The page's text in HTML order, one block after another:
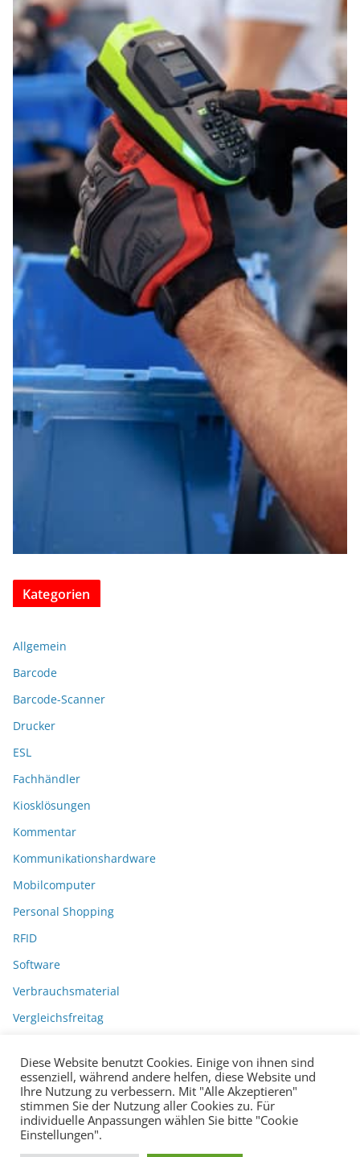
Kategorien
Allgemein
Barcode
Barcode-Scanner
Drucker
ESL
Fachhändler
Kiosklösungen
Kommentar
Kommunikationshardware
Mobilcomputer
Personal Shopping
RFID
Software
Verbrauchsmaterial
Vergleichsfreitag
Diese Website benutzt Cookies. Einige von ihnen sind
essenziell, während andere helfen, diese Website und
Ihre Nutzung zu verbessern. Mit "Alle Akzeptieren"
stimmen Sie der Nutzung aller Cookies zu. Für
individuelle Anpassungen wählen Sie bitte "Cookie
Einstellungen".